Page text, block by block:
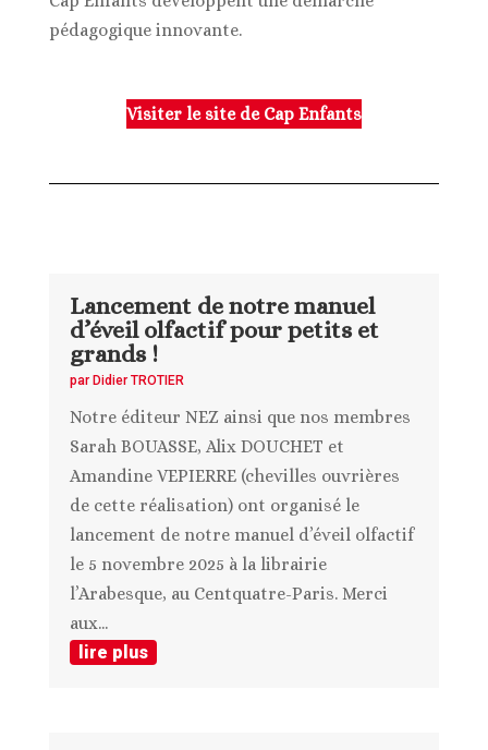
pédagogique innovante.
Visiter le site de Cap Enfants
Lancement de notre manuel
d’éveil olfactif pour petits et
grands !
par Didier TROTIER
Notre éditeur NEZ ainsi que nos membres
Sarah BOUASSE, Alix DOUCHET et
Amandine VEPIERRE (chevilles ouvrières
de cette réalisation) ont organisé le
lancement de notre manuel d’éveil olfactif
le 5 novembre 2025 à la librairie
l’Arabesque, au Centquatre-Paris. Merci
aux...
lire plus